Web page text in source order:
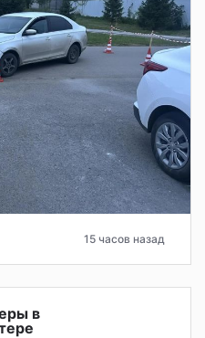
15 часов назад
в